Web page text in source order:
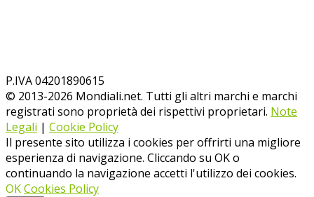
P.IVA 04201890615
© 2013-2026 Mondiali.net. Tutti gli altri marchi e marchi
registrati sono proprietà dei rispettivi proprietari. Note
Legali | Cookie Policy
Il presente sito utilizza i cookies per offrirti una migliore
esperienza di navigazione. Cliccando su OK o
continuando la navigazione accetti l'utilizzo dei cookies.
OKCookies Policy